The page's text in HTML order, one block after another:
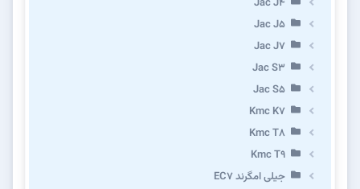
Jac J5
Jac J7
Jac S3
Jac S5
Kmc K7
Kmc T8
Kmc T9
جیلی امگرند EC7